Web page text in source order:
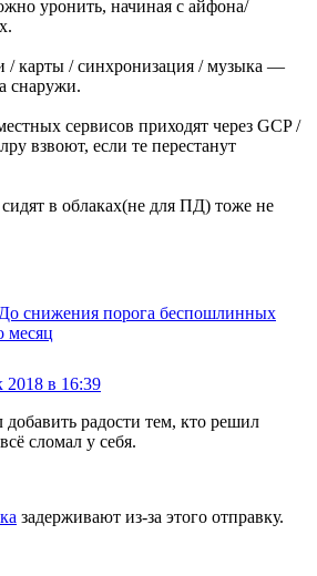
уронить, начиная с айфона/
/ карты / синхронизация / музыка —
снаружи.
сервисов приходят через GCP /
взвоют, если те перестанут
в облаках(не для ПД) тоже не
снижения порога беспошлинных
месяц
2018 в 16:39
радости тем, кто решил
сломал у себя.
задерживают из-за этого отправку.